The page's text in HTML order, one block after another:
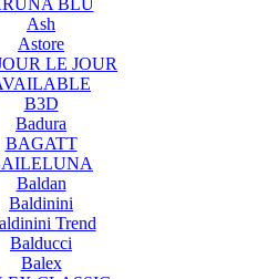
Ash
Astore
LE JOUR
B3D
Badura
BAGATT
Baldan
Baldinini
Trend
Balducci
Balex